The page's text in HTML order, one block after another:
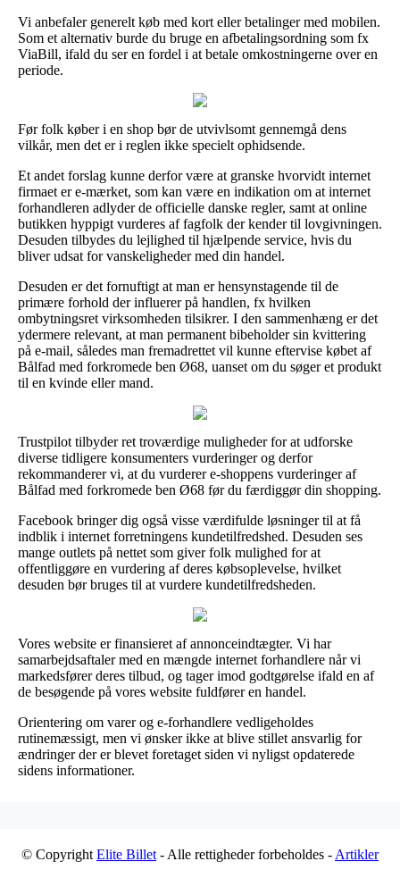
Vi anbefaler generelt køb med kort eller betalinger med mobilen.
Som et alternativ burde du bruge en afbetalingsordning som fx
ViaBill, ifald du ser en fordel i at betale omkostningerne over en
periode.
Før folk køber i en shop bør de utvivlsomt gennemgå dens
vilkår, men det er i reglen ikke specielt ophidsende.
Et andet forslag kunne derfor være at granske hvorvidt internet
firmaet er e-mærket, som kan være en indikation om at internet
forhandleren adlyder de officielle danske regler, samt at online
butikken hyppigt vurderes af fagfolk der kender til lovgivningen.
Desuden tilbydes du lejlighed til hjælpende service, hvis du
bliver udsat for vanskeligheder med din handel.
Desuden er det fornuftigt at man er hensynstagende til de
primære forhold der influerer på handlen, fx hvilken
ombytningsret virksomheden tilsikrer. I den sammenhæng er det
ydermere relevant, at man permanent bibeholder sin kvittering
på e-mail, således man fremadrettet vil kunne eftervise købet af
Bålfad med forkromede ben Ø68, uanset om du søger et produkt
til en kvinde eller mand.
Trustpilot tilbyder ret troværdige muligheder for at udforske
diverse tidligere konsumenters vurderinger og derfor
rekommanderer vi, at du vurderer e-shoppens vurderinger af
Bålfad med forkromede ben Ø68 før du færdiggør din shopping.
Facebook bringer dig også visse værdifulde løsninger til at få
indblik i internet forretningens kundetilfredshed. Desuden ses
mange outlets på nettet som giver folk mulighed for at
offentliggøre en vurdering af deres købsoplevelse, hvilket
desuden bør bruges til at vurdere kundetilfredsheden.
Vores website er finansieret af annonceindtægter. Vi har
samarbejdsaftaler med en mængde internet forhandlere når vi
markedsfører deres tilbud, og tager imod godtgørelse ifald en af
de besøgende på vores website fuldfører en handel.
Orientering om varer og e-forhandlere vedligeholdes
rutinemæssigt, men vi ønsker ikke at blive stillet ansvarlig for
ændringer der er blevet foretaget siden vi nyligst opdaterede
sidens informationer.
© Copyright Elite Billet - Alle rettigheder forbeholdes - Artikler